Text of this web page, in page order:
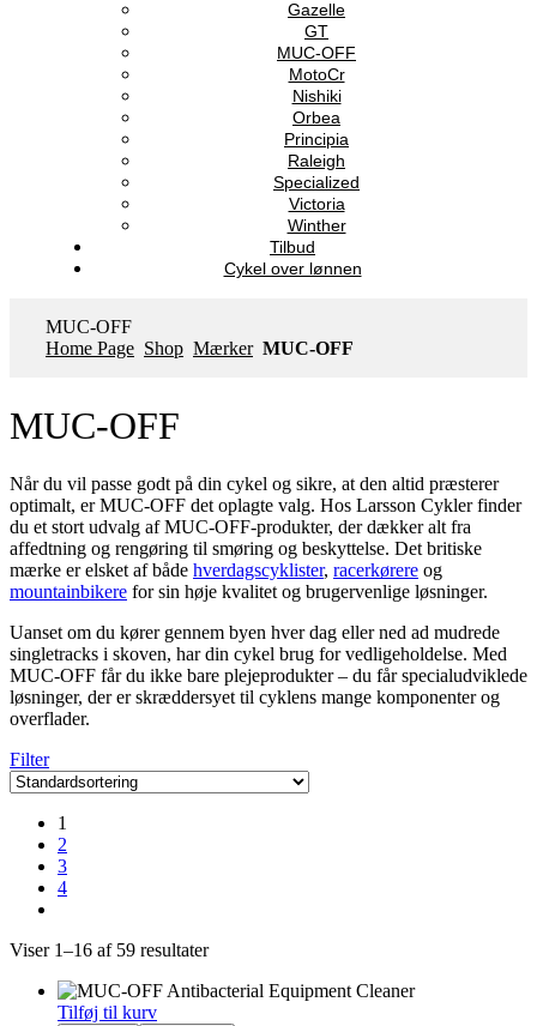
Gazelle
GT
MUC-OFF
MotoCr
Nishiki
Orbea
Principia
Raleigh
Specialized
Victoria
Winther
Tilbud
Cykel over lønnen
MUC-OFF
Home Page Shop Mærker MUC-OFF
MUC-OFF
Når du vil passe godt på din cykel og sikre, at den altid præsterer
optimalt, er MUC-OFF det oplagte valg. Hos Larsson Cykler finder
du et stort udvalg af MUC-OFF-produkter, der dækker alt fra
affedtning og rengøring til smøring og beskyttelse. Det britiske
mærke er elsket af både hverdagscyklister, racerkørere og
mountainbikere for sin høje kvalitet og brugervenlige løsninger.
Uanset om du kører gennem byen hver dag eller ned ad mudrede
singletracks i skoven, har din cykel brug for vedligeholdelse. Med
MUC-OFF får du ikke bare plejeprodukter – du får specialudviklede
løsninger, der er skræddersyet til cyklens mange komponenter og
overflader.
Filter
1
2
3
4
Viser 1–16 af 59 resultater
Tilføj til kurv